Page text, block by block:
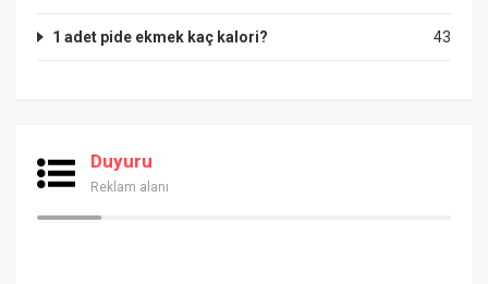
43
1 adet pide ekmek kaç kalori?
Duyuru
Reklam alanı